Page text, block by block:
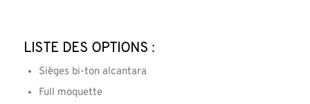
Liste des options :
Sièges bi-ton alcantara
Full moquette